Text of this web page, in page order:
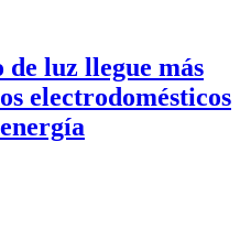
luz llegue más
electrodomésticos